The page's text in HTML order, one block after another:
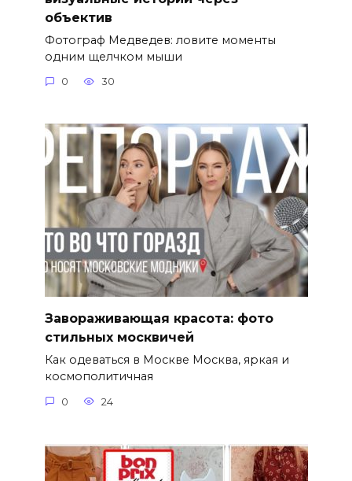
объектив
Фотограф Медведев: ловите моменты
одним щелчком мыши
0 30
Завораживающая красота: фото
стильных москвичей
Как одеваться в Москве Москва, яркая и
космополитичная
0 24